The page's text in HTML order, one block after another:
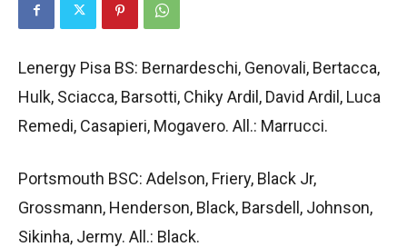
Lenergy Pisa BS: Bernardeschi, Genovali, Bertacca,
Hulk, Sciacca, Barsotti, Chiky Ardil, David Ardil, Luca
Remedi, Casapieri, Mogavero. All.: Marrucci.
Portsmouth BSC: Adelson, Friery, Black Jr,
Grossmann, Henderson, Black, Barsdell, Johnson,
Sikinha, Jermy. All.: Black.